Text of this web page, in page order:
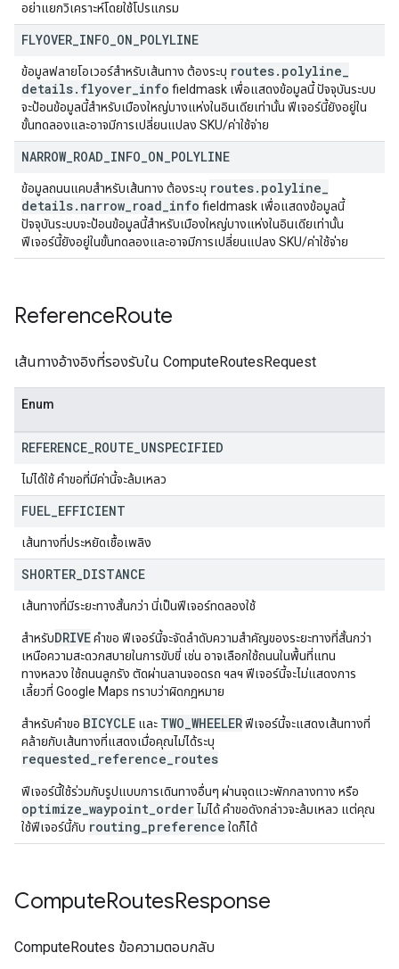
อย่าแยกวิเคราะห์โดยใช้โปรแกรม
FLYOVER INFO ON POLYLINE
ข้อมูลฟลายโอเวอร์สำหรับเส้นทาง ต้องระบุ routes. polyline
details. flyover info fieldmask เพื่อแสดงข้อมูลนี้ ปัจจุบันระบบ
จะป้อนข้อมูลนี้สำหรับเมืองใหญ่บางแห่งในอินเดียเท่านั้น ฟีเจอร์นี้ยังอยู่ใน
ขั้นทดลองและอาจมีการเปลี่ยนแปลง SKU/ค่าใช้จ่าย
NARROW_ ROAD INFO ON POLYLINE
ข้อมูลถนนแคบสำหรับเส้นทาง ต้องระบุ routes. polyline
details. narrow road info fieldmask เพื่อแสดงข้อมูลนี้
ปัจจุบันระบบจะป้อนข้อมูลนี้สำหรับเมืองใหญ่บางแห่งในอินเดียเท่านั้น
ฟีเจอร์นี้ยังอยู่ในขั้นทดลองและอาจมีการเปลี่ยนแปลง SKU/ค่าใช้จ่าย
ReferenceRoute
เส้นทางอ้างอิงที่รองรับใน ComputeRoutesRequest
Enum
REFERENCE ROUTE UNSPECIFIED
ไม่ได้ใช้ คำขอที่มีค่านี้จะล้มเหลว
FUEL EFFICIENT
เส้นทางที่ประหยัดเชื้อเพลิง
SHORTER DISTANCE
เส้นทางที่มีระยะทางสั้นกว่า นี่เป็นฟีเจอร์ทดลองใช้
สำหรับDRIVEคำขอ ฟีเจอร์นี้จะจัดลำดับความสำคัญของระยะทางที่สั้นกว่า
เหนือความสะดวกสบายในการขับขี่ เช่น อาจเลือกใช้ถนนในพื้นที่แทน
ทางหลวง ใช้ถนนลูกรัง ตัดผ่านลานจอดรถ ฯลฯ ฟีเจอร์นี้จะไม่แสดงการ
เลี้ยวที่ Google Maps ทราบว่าผิดกฎหมาย
สำหรับคำขอ BICYCLE และ TWO_WHEELERฟีเจอร์นี้จะแสดงเส้นทางที่
คล้ายกับเส้นทางที่แสดงเมื่อคุณไม่ได้ระบุ
requested_reference_routes
ฟีเจอร์นี้ใช้ร่วมกับรูปแบบการเดินทางอื่นๆ ผ่านจุดแวะพักกลางทาง หรือ
optimize_waypoint_order ไม่ได้ คำขอดังกล่าวจะล้มเหลว แต่คุณ
ใช้ฟีเจอร์นี้กับ routing_preference ใดก็ได้
ComputeRoutesResponse
ComputeRoutes ข้อความตอบกลับ